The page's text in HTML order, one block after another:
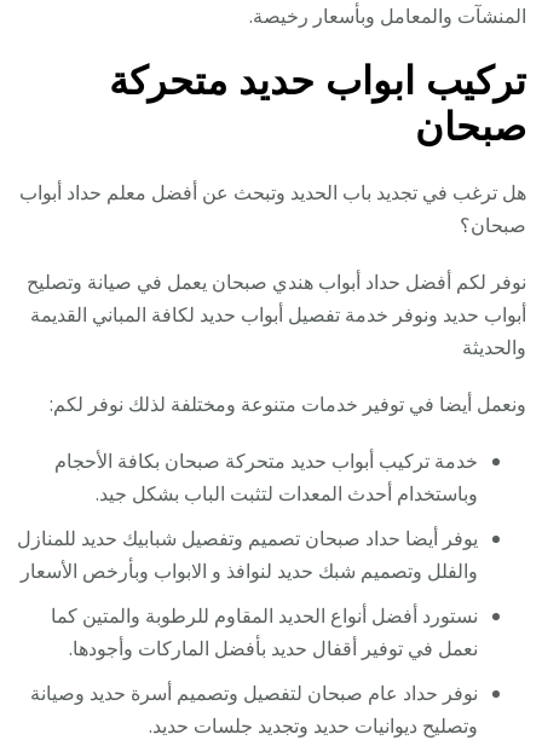
المنشآت والمعامل وبأسعار رخيصة.
تركيب ابواب حديد متحركة
صبحان
هل ترغب في تجديد باب الحديد وتبحث عن أفضل معلم حداد أبواب
صبحان؟
نوفر لكم أفضل حداد أبواب هندي صبحان يعمل في صيانة وتصليح
أبواب حديد ونوفر خدمة تفصيل أبواب حديد لكافة المباني القديمة
والحديثة
ونعمل أيضا في توفير خدمات متنوعة ومختلفة لذلك نوفر لكم:
خدمة تركيب أبواب حديد متحركة صبحان بكافة الأحجام
وباستخدام أحدث المعدات لتثبت الباب بشكل جيد.
يوفر أيضا حداد صبحان تصميم وتفصيل شبابيك حديد للمنازل
والفلل وتصميم شبك حديد لنوافذ و الابواب وبأرخص الأسعار
نستورد أفضل أنواع الحديد المقاوم للرطوبة والمتين كما
نعمل في توفير أقفال حديد بأفضل الماركات وأجودها.
نوفر حداد عام صبحان لتفصيل وتصميم أسرة حديد وصيانة
وتصليح ديوانيات حديد وتجديد جلسات حديد.